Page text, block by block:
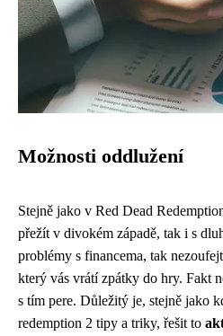
Možnosti oddlužení
Stejně jako v Red Dead
přežít v divokém západě, tak i s
problémy s financema, tak
který vás vrátí zpátky do hry. Fakt
s tím pere. Důležitý je, stejně jako
redemption 2 tipy a triky, řešit to